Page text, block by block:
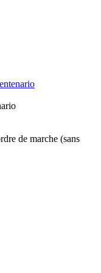
de marche (sans